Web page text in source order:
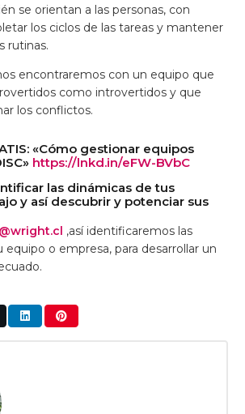
se orientan a las personas, con
los ciclos de las tareas y mantener
rutinas.
encontraremos con un equipo que
como introvertidos y que
los conflictos.
«Cómo gestionar equipos
https://lnkd.in/eFW-BVbC
las dinámicas de tus
y así descubrir y potenciar sus
,así identificaremos las
equipo o empresa, para desarrollar un